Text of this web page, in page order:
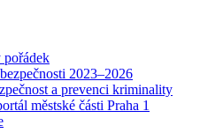
pořádek
2023–2026
a prevenci kriminality
městské části Praha 1